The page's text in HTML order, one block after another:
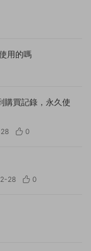
用的嗎
購買記錄，永久使
0
28 0